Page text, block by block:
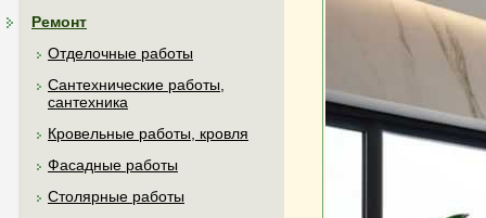
Ремонт
Отделочные работы
Сантехнические работы,
сантехника
Кровельные работы, кровля
Фасадные работы
Столярные работы